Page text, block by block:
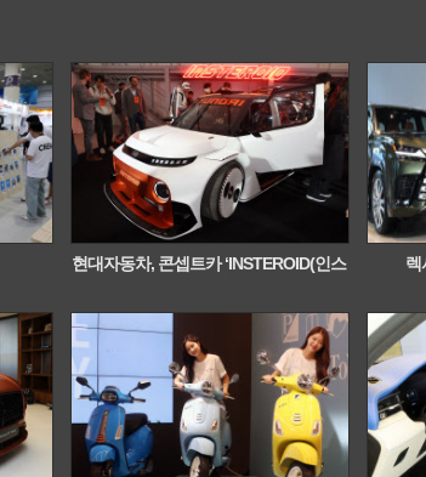
현대자동차, 콘셉트카 ‘INSTEROID(인스
렉